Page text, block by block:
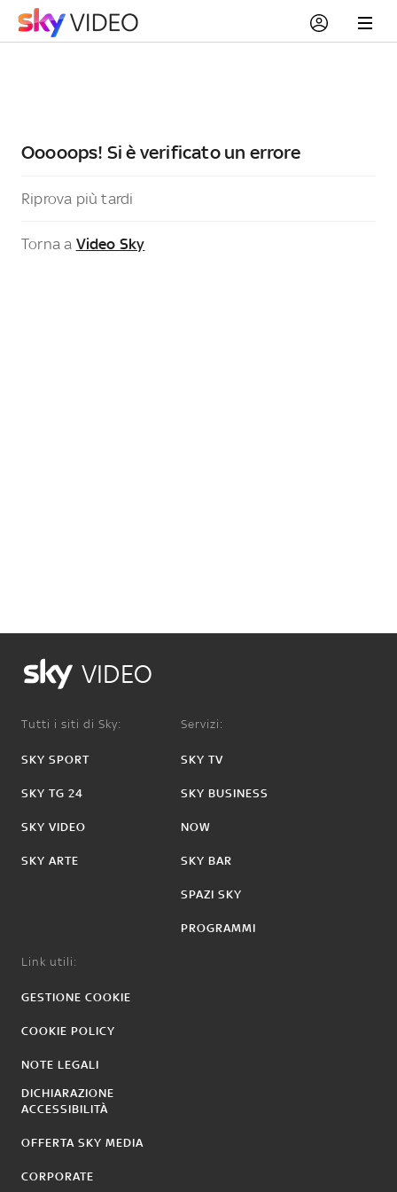
Ooooops! Si è verificato un errore
Riprova più tardi
Torna a Video Sky
VIDEO
Tutti i siti di Sky:
SKY SPORT
SKY TG 24
SKY VIDEO
SKY ARTE
Servizi:
SKY TV
SKY BUSINESS
NOW
SKY BAR
SPAZI SKY
PROGRAMMI
Link utili:
GESTIONE COOKIE
COOKIE POLICY
NOTE LEGALI
DICHIARAZIONE
ACCESSIBILITÀ
OFFERTA SKY MEDIA
CORPORATE